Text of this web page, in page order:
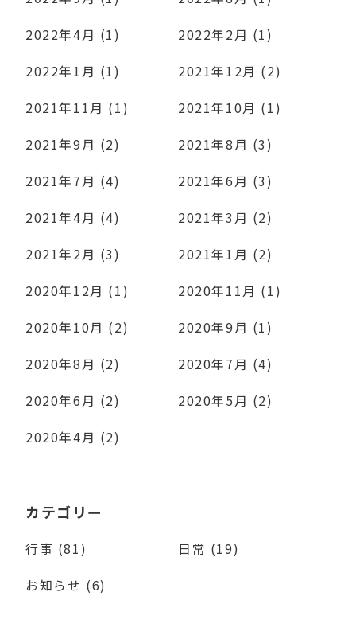
2022年4月 (1)
2022年2月 (1)
2022年1月 (1)
2021年12月 (2)
2021年11月 (1)
2021年10月 (1)
2021年9月 (2)
2021年8月 (3)
2021年7月 (4)
2021年6月 (3)
2021年4月 (4)
2021年3月 (2)
2021年2月 (3)
2021年1月 (2)
2020年12月 (1)
2020年11月 (1)
2020年10月 (2)
2020年9月 (1)
2020年8月 (2)
2020年7月 (4)
2020年6月 (2)
2020年5月 (2)
2020年4月 (2)
カテゴリー
行事 (81)
日常 (19)
お知らせ (6)